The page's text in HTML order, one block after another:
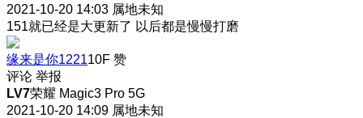
2021-10-20 14:03 属地未知
151就已经是大更新了 以后都是慢慢打磨
缘来是你122110F 赞
评论 举报
LV7荣耀 Magic3 Pro 5G
2021-10-20 14:09 属地未知